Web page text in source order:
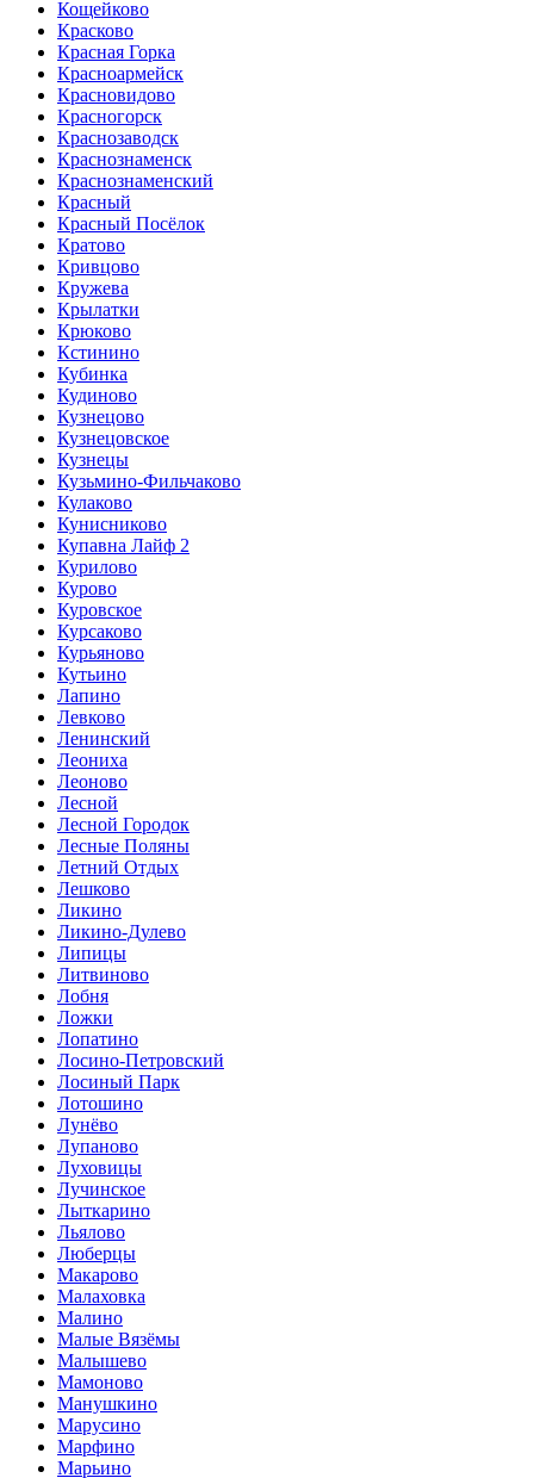
Кощейково
Красково
Красная Горка
Красноармейск
Красновидово
Красногорск
Краснозаводск
Краснознаменск
Краснознаменский
Красный
Красный Посёлок
Кратово
Кривцово
Кружева
Крылатки
Крюково
Кстинино
Кубинка
Кудиново
Кузнецово
Кузнецовское
Кузнецы
Кузьмино-Фильчаково
Кулаково
Кунисниково
Купавна Лайф 2
Курилово
Курово
Куровское
Курсаково
Курьяново
Кутьино
Лапино
Левково
Ленинский
Леониха
Леоново
Лесной
Лесной Городок
Лесные Поляны
Летний Отдых
Лешково
Ликино
Ликино-Дулево
Липицы
Литвиново
Лобня
Ложки
Лопатино
Лосино-Петровский
Лосиный Парк
Лотошино
Лунёво
Лупаново
Луховицы
Лучинское
Лыткарино
Льялово
Люберцы
Макарово
Малаховка
Малино
Малые Вязёмы
Малышево
Мамоново
Манушкино
Марусино
Марфино
Марьино